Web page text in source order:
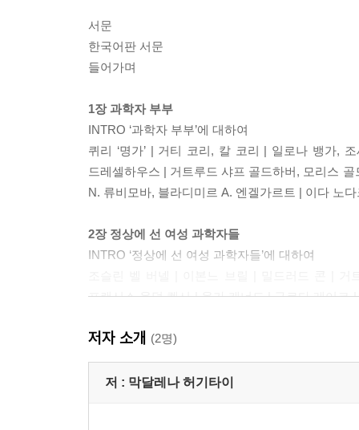
서문
한국어판 서문
들어가며
1장 과학자 부부
INTRO ‘과학자 부부’에 대하여
퀴리 ‘명가’ | 거티 코리, 칼 코리 | 일로나 뱅가,
드레셀하우스 | 거트루드 샤프 골드하버, 모리스
N. 류비모바, 블라디미르 A. 엔겔가르트 | 이다 노
2장 정상에 선 여성 과학자들
INTRO ‘정상에 선 여성 과학자들’에 대하여
프랜시스 올덤 켈시 | 올가 케너드 | 구로다 레이코
우젠슝 | 로절린 얠로 | 아다 요나트
러시아의 여성 과학자들
저자 소개 (2명)
저 : 막달레나 허기타이